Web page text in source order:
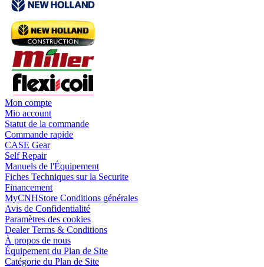
Mon compte
Mio account
Statut de la commande
Commande rapide
CASE Gear
Self Repair
Manuels de l'Équipement
Fiches Techniques sur la Securite
Financement
MyCNHStore Conditions générales
Avis de Confidentialité
Paramètres des cookies
Dealer Terms & Conditions
À propos de nous
Équipement du Plan de Site
Catégorie du Plan de Site